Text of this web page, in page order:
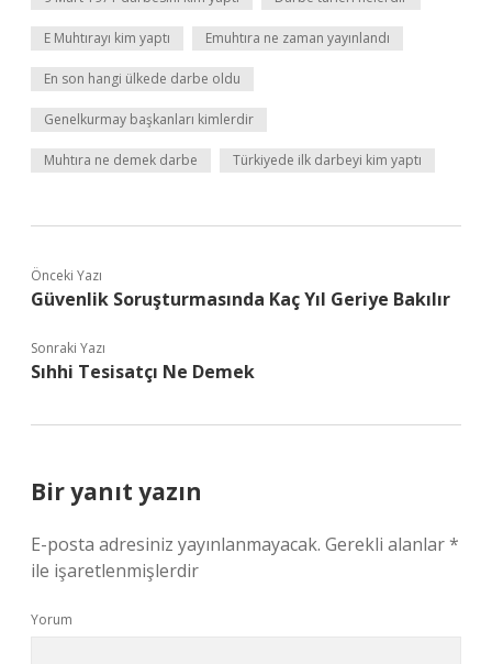
E Muhtırayı kim yaptı Emuhtıra ne zaman yayınlandı
En son hangi ülkede darbe oldu
Genelkurmay başkanları kimlerdir
Muhtıra ne demek darbe Türkiyede ilk darbeyi kim yaptı
Önceki Yazı
Güvenlik Soruşturmasında Kaç Yıl Geriye Bakılır
Sonraki Yazı
Sıhhi Tesisatçı Ne Demek
Bir yanıt yazın
E-posta adresiniz yayınlanmayacak. Gerekli alanlar*
ile işaretlenmişlerdir
Yorum